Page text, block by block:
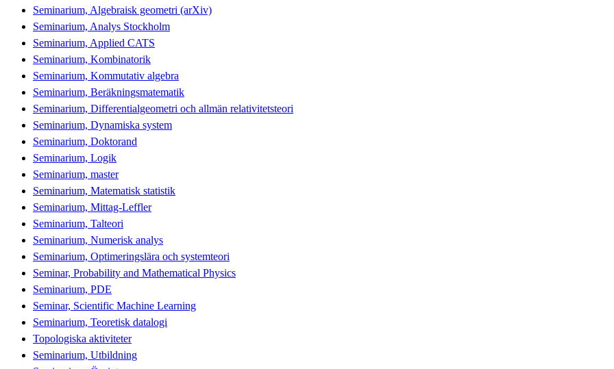
Seminarium, Algebraisk geometri (arXiv)
Seminarium, Analys Stockholm
Seminarium, Applied CATS
Seminarium, Kombinatorik
Seminarium, Kommutativ algebra
Seminarium, Beräkningsmatematik
Seminarium, Differentialgeometri och allmän relativitetsteori
Seminarium, Dynamiska system
Seminarium, Doktorand
Seminarium, Logik
Seminarium, master
Seminarium, Matematisk statistik
Seminarium, Mittag-Leffler
Seminarium, Talteori
Seminarium, Numerisk analys
Seminarium, Optimeringslära och systemteori
Seminar, Probability and Mathematical Physics
Seminarium, PDE
Seminar, Scientific Machine Learning
Seminarium, Teoretisk datalogi
Topologiska aktiviteter
Seminarium, Utbildning